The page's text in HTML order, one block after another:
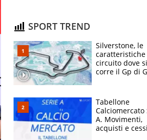
SPORT TREND
Silverstone, le
caratteristiche
circuito dove si
corre il Gp di
Tabellone
Calciomercato
A. Movimenti,
acquisti e